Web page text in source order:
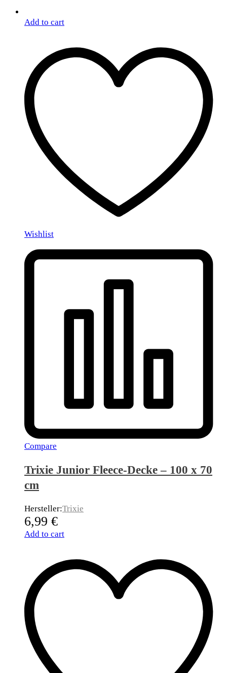
Add to cart
Wishlist
Compare
Trixie Junior Fleece-Decke – 100 x 70
cm
Hersteller:Trixie
6,99 €
Add to cart